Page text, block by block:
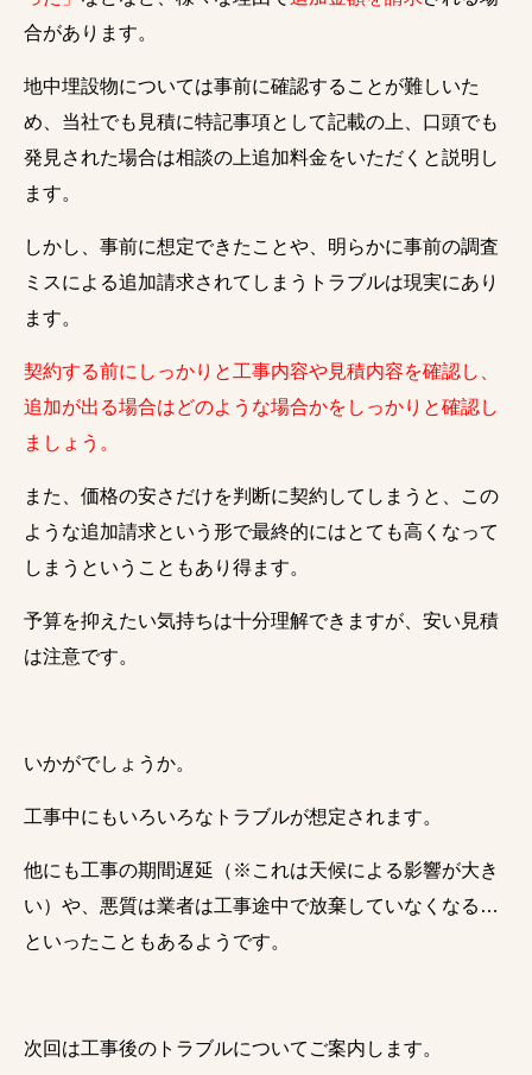
合があります。
地中埋設物については事前に確認することが難しいた
め、当社でも見積に特記事項として記載の上、口頭でも
発見された場合は相談の上追加料金をいただくと説明し
ます。
しかし、事前に想定できたことや、明らかに事前の調査
ミスによる追加請求されてしまうトラブルは現実にあり
ます。
契約する前にしっかりと工事内容や見積内容を確認し、
追加が出る場合はどのような場合かをしっかりと確認し
ましょう。
また、価格の安さだけを判断に契約してしまうと、この
ような追加請求という形で最終的にはとても高くなって
しまうということもあり得ます。
予算を抑えたい気持ちは十分理解できますが、安い見積
は注意です。
いかがでしょうか。
工事中にもいろいろなトラブルが想定されます。
他にも工事の期間遅延（※これは天候による影響が大き
い）や、悪質は業者は工事途中で放棄していなくなる…
といったこともあるようです。
次回は工事後のトラブルについてご案内します。